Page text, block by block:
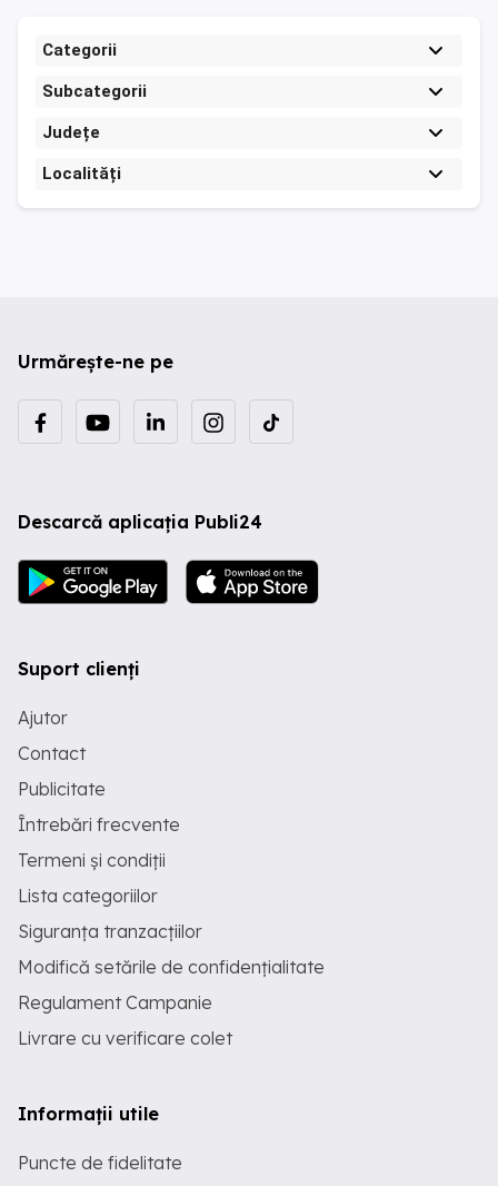
Categorii
Subcategorii
Județe
Localități
Urmărește-ne pe
Descarcă aplicația Publi24
Suport clienți
Ajutor
Contact
Publicitate
Întrebări frecvente
Termeni și condiții
Lista categoriilor
Siguranța tranzacțiilor
Modifică setările de confidențialitate
Regulament Campanie
Livrare cu verificare colet
Informații utile
Puncte de fidelitate